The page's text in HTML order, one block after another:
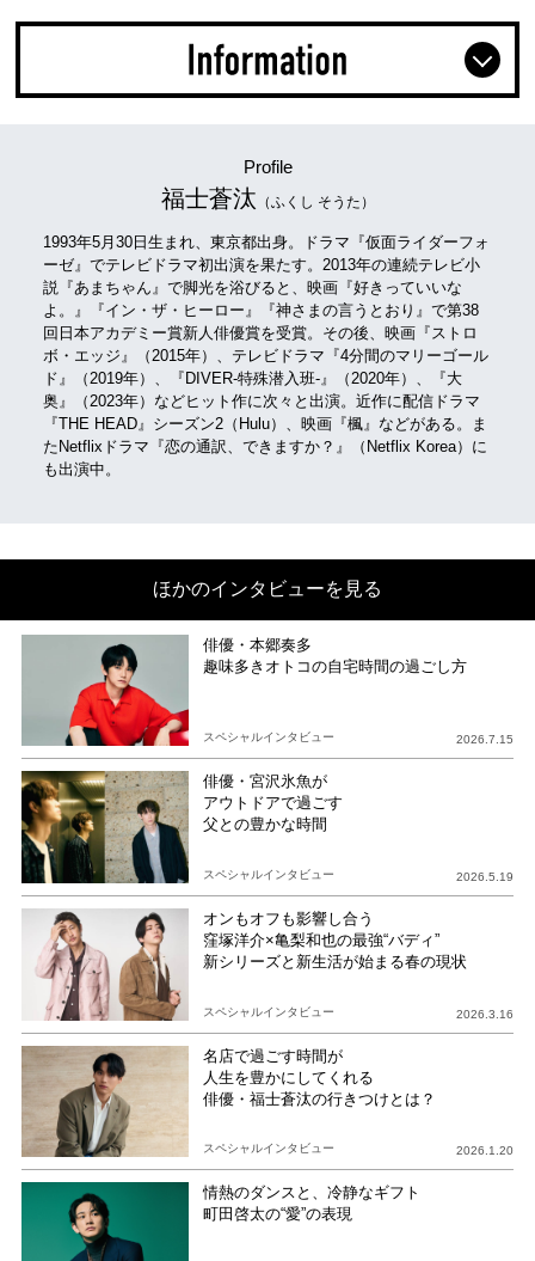
Profile
福士蒼汰 （ふくし そうた）
1993年5月30日生まれ、東京都出身。ドラマ『仮面ライダーフォ
ーゼ』でテレビドラマ初出演を果たす。2013年の連続テレビ小
説『あまちゃん』で脚光を浴びると、映画『好きっていいな
よ。』『イン・ザ・ヒーロー』『神さまの言うとおり』で第38
回日本アカデミー賞新人俳優賞を受賞。その後、映画『ストロ
ボ・エッジ』（2015年）、テレビドラマ『4分間のマリーゴール
ド』（2019年）、『DIVER-特殊潜入班-』（2020年）、『大
奥』（2023年）などヒット作に次々と出演。近作に配信ドラマ
『THE HEAD』シーズン2（Hulu）、映画『楓』などがある。ま
たNetflixドラマ『恋の通訳、できますか？』（Netflix Korea）に
も出演中。
ほかのインタビューを見る
俳優・本郷奏多
趣味多きオトコの自宅時間の過ごし方
スペシャルインタビュー 2026.7.15
俳優・宮沢氷魚が
アウトドアで過ごす
父との豊かな時間
スペシャルインタビュー 2026.5.19
オンもオフも影響し合う
窪塚洋介×亀梨和也の最強“バディ”
新シリーズと新生活が始まる春の現状
スペシャルインタビュー 2026.3.16
名店で過ごす時間が
人生を豊かにしてくれる
俳優・福士蒼汰の行きつけとは？
スペシャルインタビュー 2026.1.20
情熱のダンスと、冷静なギフト
町田啓太の“愛”の表現